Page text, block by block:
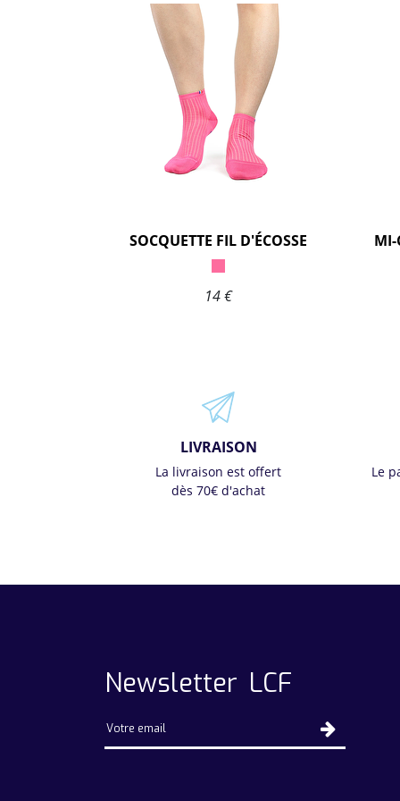
SOCQUETTE FIL D'ÉCOSSE
14 €
LIVRAISON
La livraison est offert
dès 70€ d'achat
Le
Newsletter LCF